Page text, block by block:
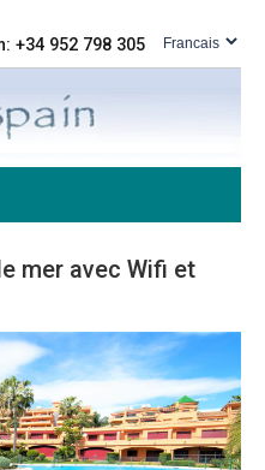
+34 952 798 305
mer avec Wifi et